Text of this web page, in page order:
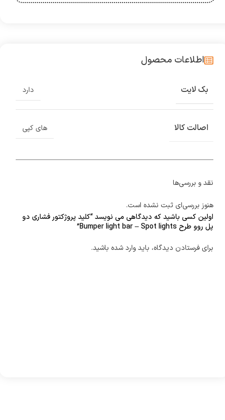
اطلاعات محصول
بک لایت دارد
اصالت کالا های کپی
نقد و بررسی‌ها
هنوز بررسی‌ای ثبت نشده است.
اولین کسی باشید که دیدگاهی می نویسد “کلید پروژکتور فشاری دو
پل روو طرح Bumper light bar – Spot lights”
برای فرستادن دیدگاه، بایدوارد شده باشید.